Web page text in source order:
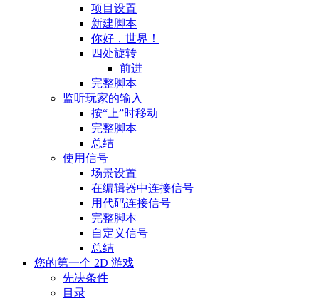
项目设置
新建脚本
你好，世界！
四处旋转
前进
完整脚本
监听玩家的输入
按“上”时移动
完整脚本
总结
使用信号
场景设置
在编辑器中连接信号
用代码连接信号
完整脚本
自定义信号
总结
您的第一个 2D 游戏
先决条件
目录